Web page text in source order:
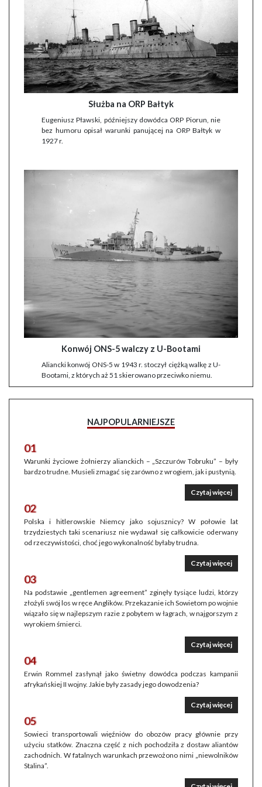
Służba na ORP Bałtyk
Eugeniusz Pławski, późniejszy dowódca ORP Piorun, nie
bez humoru opisał warunki panującej na ORP Bałtyk w
1927 r.
Konwój ONS-5 walczy z U-Bootami
Aliancki konwój ONS-5 w 1943 r. stoczył ciężką walkę z U-
Bootami, z których aż 51 skierowano przeciwko niemu.
NAJPOPULARNIEJSZE
01
Warunki życiowe żołnierzy alianckich – „Szczurów Tobruku” – były
bardzo trudne. Musieli zmagać się zarówno z wrogiem, jak i pustynią.
Czytaj więcej
02
Polska i hitlerowskie Niemcy jako sojusznicy? W połowie lat
trzydziestych taki scenariusz nie wydawał się całkowicie oderwany
od rzeczywistości, choć jego wykonalność byłaby trudna.
Czytaj więcej
03
Na podstawie „gentlemen agreement” zginęły tysiące ludzi, którzy
złożyli swój los w ręce Anglików. Przekazanie ich Sowietom po wojnie
wiązało się w najlepszym razie z pobytem w łagrach, w najgorszym z
wyrokiem śmierci.
Czytaj więcej
04
Erwin Rommel zasłynął jako świetny dowódca podczas kampanii
afrykańskiej II wojny. Jakie były zasady jego dowodzenia?
Czytaj więcej
05
Sowieci transportowali więźniów do obozów pracy głównie przy
użyciu statków. Znaczna część z nich pochodziła z dostaw aliantów
zachodnich. W fatalnych warunkach przewożono nimi „niewolników
Stalina”.